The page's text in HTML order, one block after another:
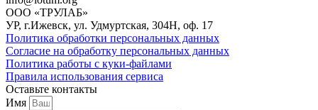
ООО «ТРУЛАБ»
УР, г.Ижевск, ул. Удмуртская, 304Н, оф. 17
Политика обработки персональных данных
Согласие на обработку персональных данных
Политика работы с куки-файлами
Правила использования сервиса
Оставьте контакты
Имя